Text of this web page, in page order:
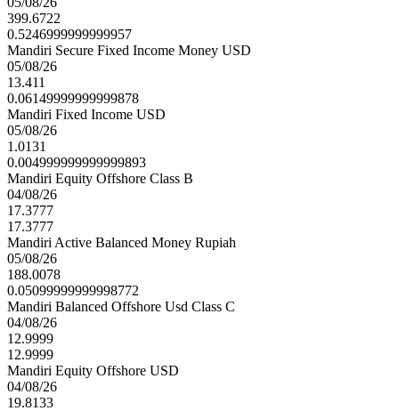
399.6722
0.5246999999999957
Mandiri Secure Fixed Income Money USD
05/08/26
13.411
0.06149999999999878
Mandiri Fixed Income USD
05/08/26
1.0131
0.004999999999999893
Mandiri Equity Offshore Class B
04/08/26
17.3777
17.3777
Mandiri Active Balanced Money Rupiah
05/08/26
188.0078
0.05099999999998772
Mandiri Balanced Offshore Usd Class C
04/08/26
12.9999
12.9999
Mandiri Equity Offshore USD
04/08/26
19.8133